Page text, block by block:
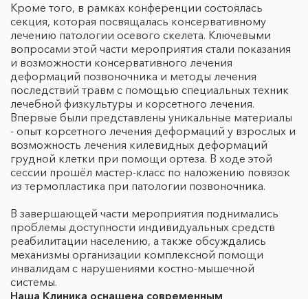
Кроме того, в рамках конференции состоялась
секция, которая посвящалась консервативному
лечению патологии осевого скелета. Ключевыми
вопросами этой части мероприятия стали показания
и возможности консервативного лечения
деформаций позвоночника и методы лечения
последствий травм с помощью специальных техник
лечебной физкультуры и корсетного лечения.
Впервые были представлены уникальные материалы
- опыт корсетного лечения деформаций у взрослых и
возможность лечения килевидных деформаций
грудной клетки при помощи ортеза. В ходе этой
сессии прошёл мастер-класс по наложению повязок
из термопластика при патологии позвоночника.
В завершающей части мероприятия поднимались
проблемы доступности индивидуальных средств
реабилитации населению, а также обсуждались
механизмы организации комплексной помощи
инвалидам с нарушениями костно-мышечной
системы.
Наша Клиника оснащена современным